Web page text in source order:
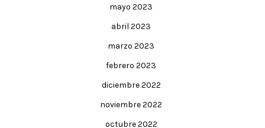
mayo 2023
abril 2023
marzo 2023
febrero 2023
diciembre 2022
noviembre 2022
octubre 2022